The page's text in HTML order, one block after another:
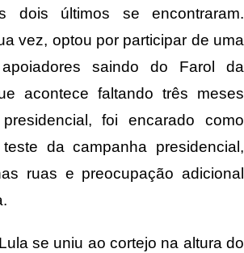
dois últimos se encontraram.
vez, optou por participar de uma
saindo do Farol da
acontece faltando três meses
foi encarado como
da campanha presidencial,
ruas e preocupação adicional
se uniu ao cortejo na altura do